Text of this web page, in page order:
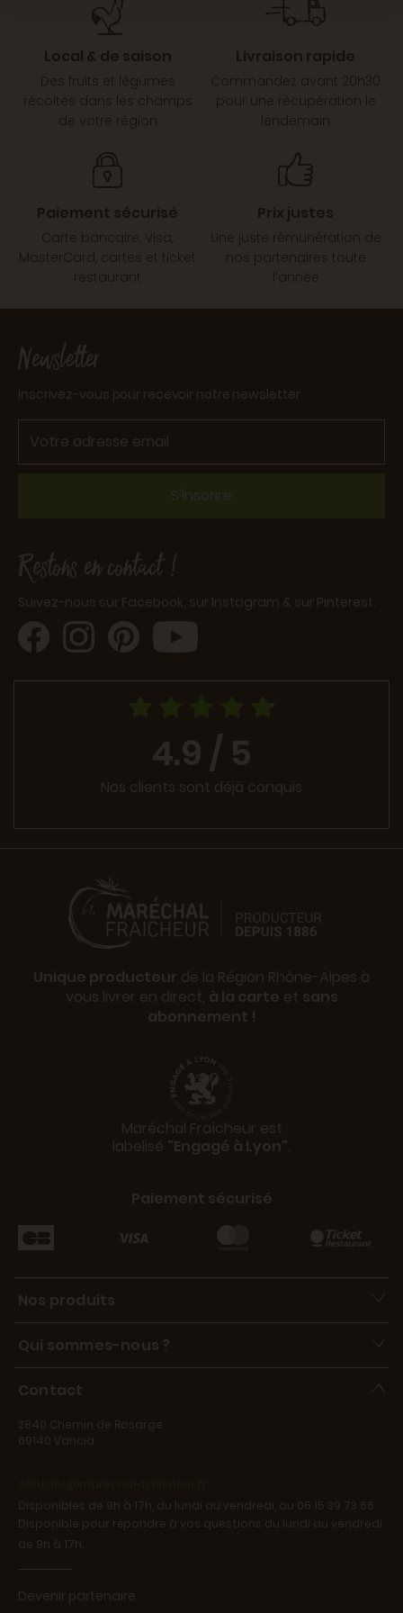
Local & de saison
Des fruits et légumes
récoltés dans les champs
de votre région
Livraison rapide
Commandez avant 20h30
pour une récupération le
lendemain
Paiement sécurisé
Carte bancaire, Visa,
MasterCard, cartes et ticket
restaurant
Prix justes
Une juste rémunération de
nos partenaires toute
l’année
Newsletter
Inscrivez-vous pour recevoir notre newsletter
S'inscrire
Restons en contact !
Suivez-nous sur Facebook, sur Instagram & sur Pinterest.
4.9 / 5
Nos clients sont déjà conquis
Unique producteur de la Région Rhône-Alpes à
vous livrer en direct, à la carte et sans
abonnement !
Maréchal Fraîcheur est
labelisé "Engagé à Lyon".
Paiement sécurisé
Nos produits
Qui sommes-nous ?
Contact
2840 Chemin de Rosarge
69140 Vancia
Disponibles de 9h à 17h, du lundi au vendredi, au 06 15 39 73 66.
Disponible pour répondre à vos questions du lundi au vendredi
de 9h à 17h.
Devenir partenaire